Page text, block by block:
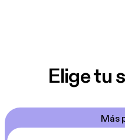
Elige tu
Más